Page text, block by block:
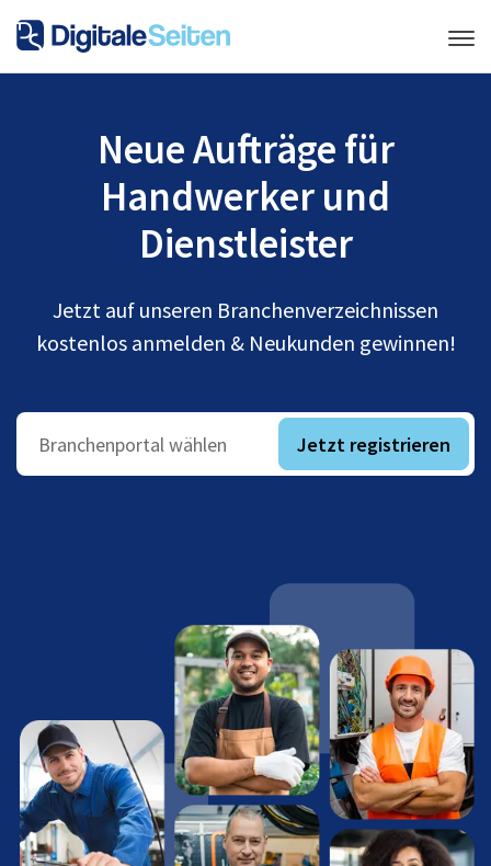
Neue Aufträge für
Handwerker und
Dienstleister
Jetzt auf unseren Branchenverzeichnissen
kostenlos anmelden & Neukunden gewinnen!
Branchenportal wählen Jetzt registrieren